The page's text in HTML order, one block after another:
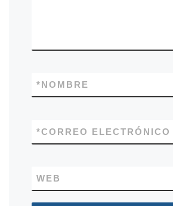
NOMBRE
*
CORREO ELECTRÓNICO
*
WEB